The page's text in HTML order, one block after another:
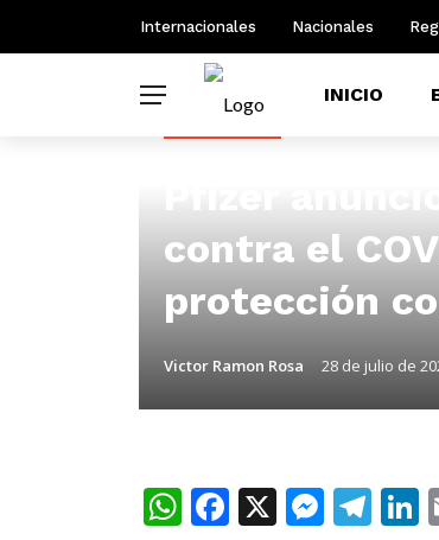
Internacionales Nacionales
INICIO
contra el
protección
Victor Ramon Rosa 28 de julio de
WhatsApp
Facebook
X